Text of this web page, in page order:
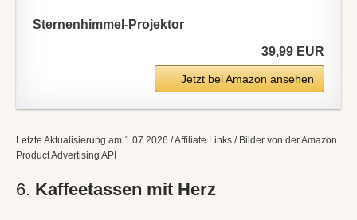
Sternenhimmel-Projektor
39,99 EUR
Jetzt bei Amazon ansehen
Letzte Aktualisierung am 1.07.2026 / Affiliate Links / Bilder von der Amazon
Product Advertising API
6. Kaffeetassen mit Herz